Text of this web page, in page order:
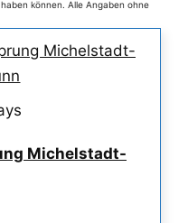
können. Alle Angaben ohne
Michelstadt-